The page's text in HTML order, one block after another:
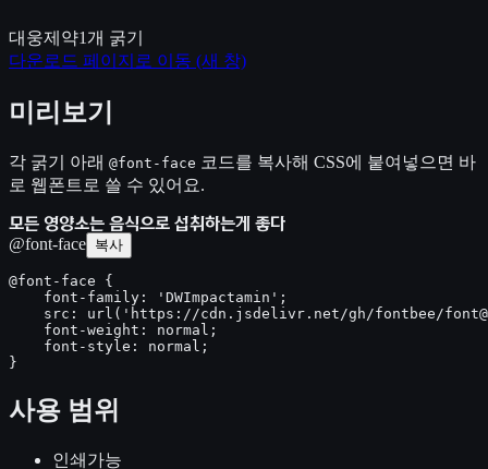
대웅제약1 개 굵기
다운로드 페이지로 이동 (새 창)
미리보기
각 굵기 아래 @font-face 코드를 복사해 CSS에 붙여넣으면 바
로 웹폰트로 쓸 수 있어요.
모든 영양소는 음식으로 섭취하는게 좋다
@font-face 복사
@font-face {
    font-family: 'DWImpactamin';
src: url('https://cdn.jsdelivr.net/gh/fontbee/
    font-weight: normal;
    font-style: normal;
}
사용 범위
인쇄 가능